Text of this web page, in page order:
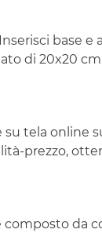
base e
di 20x20
tela online
prezzo,
composto da